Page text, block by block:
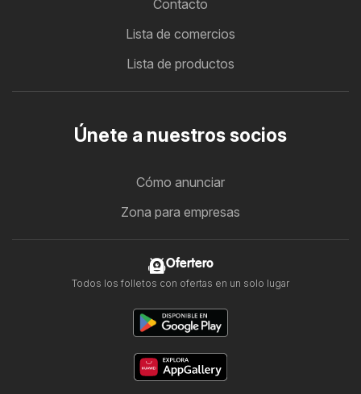
Contacto
Lista de comercios
Lista de productos
Únete a nuestros socios
Cómo anunciar
Zona para empresas
Ofertero
Todos los folletos con ofertas en un solo lugar